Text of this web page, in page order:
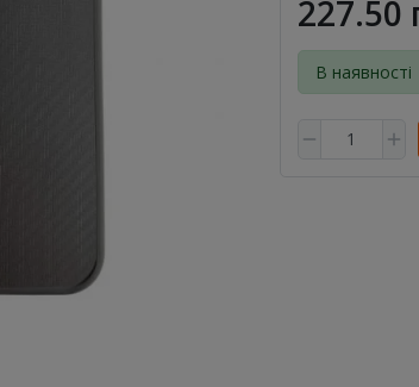
227.50
В наявності